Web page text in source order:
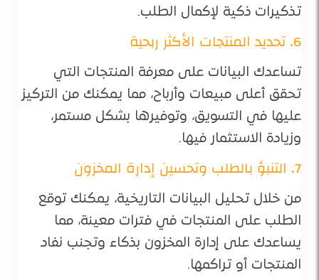
تذكيرات ذكية لإكمال الطلب.
6. تحديد المنتجات الأكثر ربحية
تساعدك البيانات على معرفة المنتجات التي
تحقق أعلى مبيعات وأرباح، مما يمكنك من التركيز
عليها في التسويق، وتوفيرها بشكل مستمر،
وزيادة الاستثمار فيها.
7. التنبؤ بالطلب وتحسين إدارة المخزون
من خلال تحليل البيانات التاريخية، يمكنك توقع
الطلب على المنتجات في فترات معينة، مما
يساعدك على إدارة المخزون بذكاء وتجنب نفاد
المنتجات أو تراكمها.